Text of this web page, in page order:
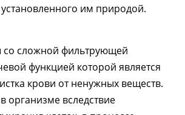
им природой.
сложной фильтрующей
функцией которой является
крови от ненужных веществ.
организме вследствие